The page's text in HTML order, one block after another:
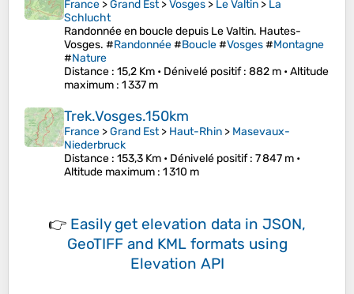
France >Grand Est>Vosges > Le Valtin > La
Schlucht
Randonnée en boucle depuis Le Valtin. Hautes-
Vosges. #Randonnée#Boucle#Vosges#Montagne
#Nature
Distance : 15,2 Km • Dénivelé positif: 882 m •Altitude
maximum : 1 337 m
Trek.Vosges.150km
France >Grand Est> Haut-Rhin > Masevaux-
Niederbruck
Distance : 153,3 Km • Dénivelé positif: 7 847 m •
Altitude maximum : 1 310 m
👉 Easily get elevation data in JSON,
GeoTIFF and KML formats using
Elevation API